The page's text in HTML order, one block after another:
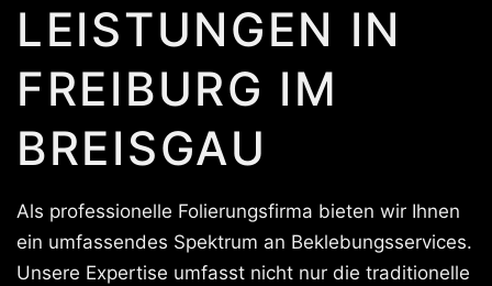
LEISTUNGEN IN
FREIBURG IM
BREISGAU
Als professionelle Folierungsfirma bieten wir Ihnen
ein umfassendes Spektrum an Beklebungsservices.
Unsere Expertise umfasst nicht nur die traditionelle